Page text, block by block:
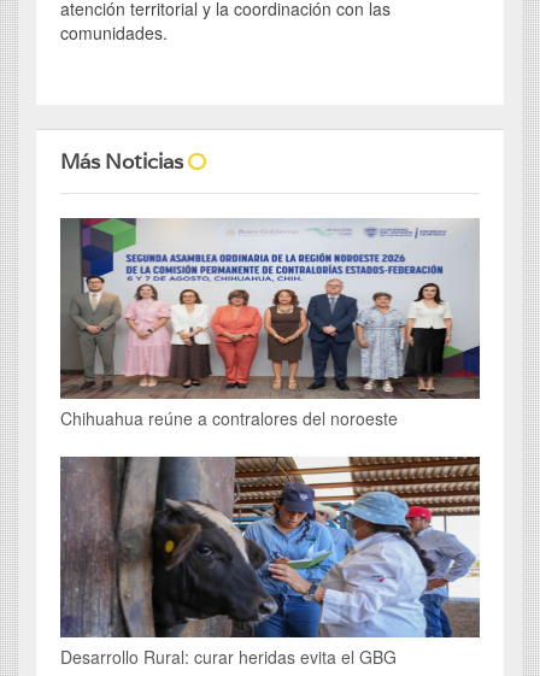
atención territorial y la coordinación con las
comunidades.
Más Noticias
Chihuahua reúne a contralores del noroeste
Desarrollo Rural: curar heridas evita el GBG